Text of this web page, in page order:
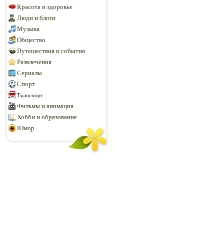
Красота и здоровье
Люди и блоги
Музыка
Общество
Путешествия и события
Развлечения
Сериалы
Спорт
Транспорт
Фильмы и анимация
Хобби и образование
Юмор